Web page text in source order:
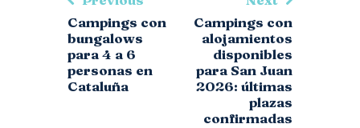
Campings con
bungalows
para 4 a 6
personas en
Cataluña
Campings con
alojamientos
disponibles
para San Juan
2026: últimas
plazas
confirmadas